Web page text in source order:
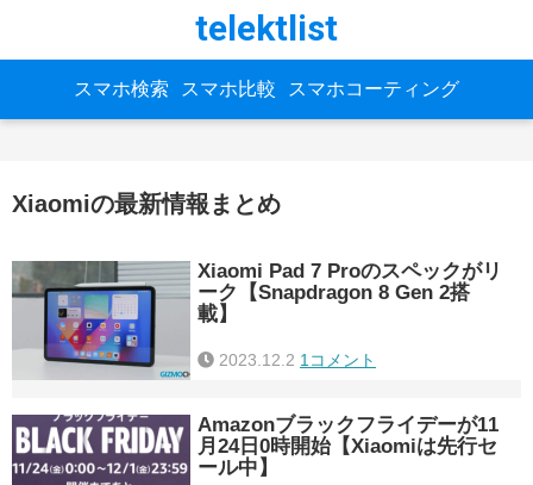
telektlist
スマホ検索 スマホ比較 スマホコーティング
Xiaomiの最新情報まとめ
Xiaomi Pad 7 Proのスペックがリ
ーク【Snapdragon 8 Gen 2搭
載】
2023.12.2 1コメント
Amazonブラックフライデーが11
月24日0時開始【Xiaomiは先行セ
ール中】